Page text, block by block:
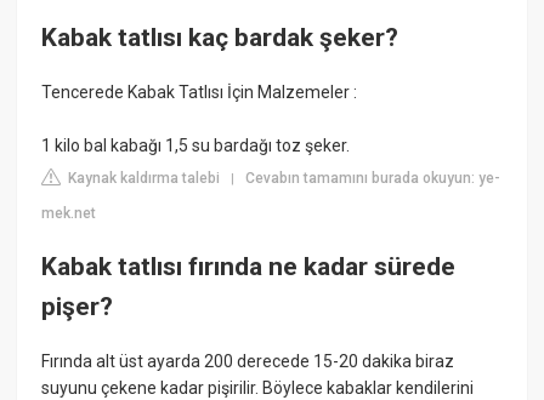
Kabak tatlısı kaç bardak şeker?
Tencerede Kabak Tatlısı İçin Malzemeler :
1 kilo bal kabağı 1,5 su bardağı toz şeker.
Kaynak kaldırma talebi |Cevabın tamamını burada okuyun: ye-
mek.net
Kabak tatlısı fırında ne kadar sürede
pişer?
Fırında alt üst ayarda 200 derecede 15-20 dakika biraz
suyunu çekene kadar pişirilir. Böylece kabaklar kendilerini